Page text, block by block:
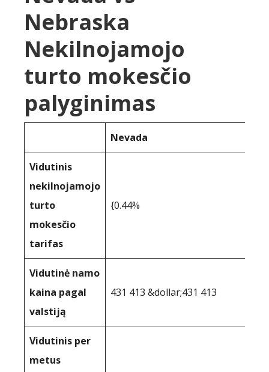
Nebraska
Nekilnojamojo
turto mokesčio
palyginimas
Nevada
Vidutinis
nekilnojamojo
turto
mokesčio
tarifas
{0.44%
Vidutinė namo
kaina pagal
valstiją
431 413 &dollar;431 413
Vidutinis per
metus